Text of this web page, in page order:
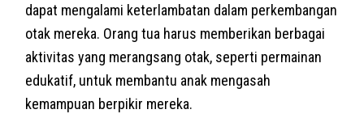
dapat mengalami keterlambatan dalam perkembangan
otak mereka. Orang tua harus memberikan berbagai
aktivitas yang merangsang otak, seperti permainan
edukatif, untuk membantu anak mengasah
kemampuan berpikir mereka.